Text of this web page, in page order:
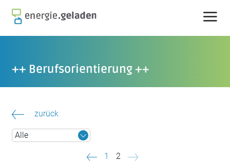
content++ Berufsorientierung ++
zurück
Beitragsnavigation
1 2